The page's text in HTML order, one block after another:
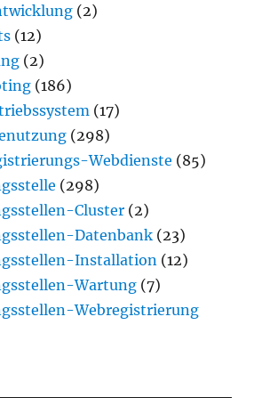
(2)
(12)
(2)
(186)
(17)
(298)
Webdienste (85)
(298)
Cluster (2)
Datenbank (23)
Installation (12)
Wartung (7)
Webregistrierung